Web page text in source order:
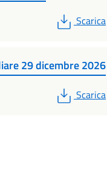
PDF
Scarica
29 dicembre 2026
PDF
Scarica